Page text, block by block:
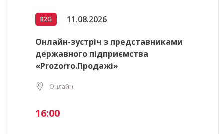
B2G 11.08.2026
Онлайн-зустріч з представниками
державного підприємства
«Prozorro.Продажі»
Онлайн
16:00